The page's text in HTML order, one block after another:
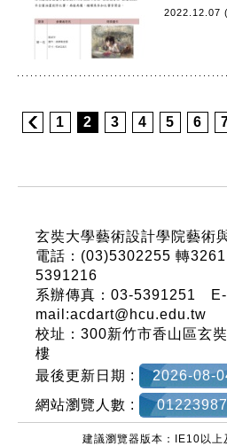
2022.12.07
1 2 3 4 5 6
玄奘大學藝術設計學院藝術
電話：(03)5302255 轉
5391216
系辦傳真：03-5391251 E-
mail:acdart@hcu.edu.tw
校址：300新竹市香山區玄
樓
最後更新日期 :
2026-08-
網站瀏覽人數 :
01223987
建議瀏覽器版本：IE10以上